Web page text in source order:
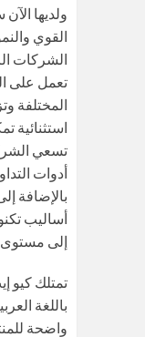
ولديها
القوي
الشركات
تعمل على
المختلفة
استثنائية
تسعي
أدوات
بالإضافة
أساليب
إلى مستوى
تمتلك كيو
باللغة
واضحة